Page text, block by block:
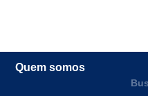
Quem somos